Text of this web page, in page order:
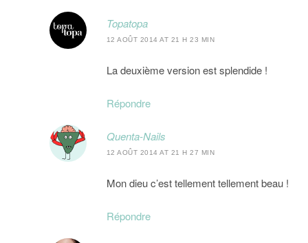
Topatopa
12 AOÛT 2014 AT 21 H 23 MIN
La deuxième version est splendide !
Répondre
Quenta-Nails
12 AOÛT 2014 AT 21 H 27 MIN
Mon dieu c’est tellement tellement beau !
Répondre